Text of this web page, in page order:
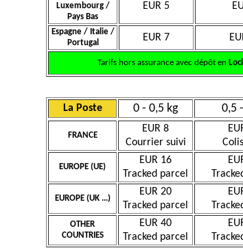
Luxembourg /
Pays Bas
EUR 5
Espagne / Italie /
Portugal
EUR 7
Tarifs hors assurance avec dépôt en
La Poste 0 - 0,5 kg 0,5
FRANCE
EUR 8
Courrier suivi
EUROPE (UE)
EUR 16
Tracked parcel
EUROPE (UK ...)
EUR 20
Tracked parcel
OTHER
COUNTRIES
EUR 40
Tracked parcel